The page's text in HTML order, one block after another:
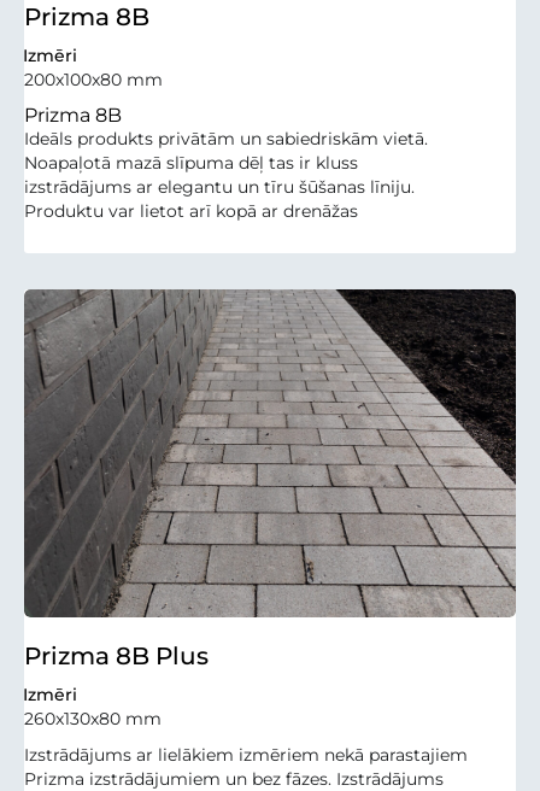
Prizma 8B
Izmēri
200x100x80 mm
Prizma 8B
Ideāls produkts privātām un sabiedriskām vietā.
Noapaļotā mazā slīpuma dēļ tas ir kluss
izstrādājums ar elegantu un tīru šūšanas līniju.
Produktu var lietot arī kopā ar drenāžas
Prizma 8B Plus
Izmēri
260x130x80 mm
Izstrādājums ar lielākiem izmēriem nekā parastajiem
Prizma izstrādājumiem un bez fāzes. Izstrādājums